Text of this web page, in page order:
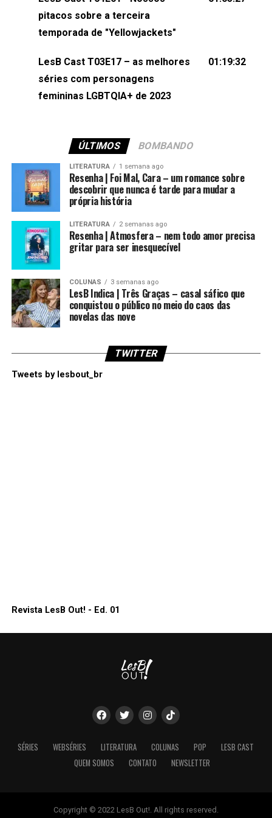
(⁠⁠⁠⁠@brunarfentanes⁠⁠⁠⁠) e Pollyelly FlorêncioEdição de
Naiady Machado
pitacos sobre a terceira
temporada de "Yellowjackets"
LesB Cast T03E17 – as melhores
séries com personagens
femininas LGBTQIA+ de 2023
01:19:32
ÚLTIMOS BOMBANDO
LITERATURA 1 semana ago
Resenha | Foi Mal, Cara – um romance sobre
descobrir que nunca é tarde para mudar a
própria história
LITERATURA 2 semanas ago
Resenha | Atmosfera – nem todo amor precisa
gritar para ser inesquecível
COLUNAS 3 semanas ago
LesB Indica | Três Graças – casal sáfico que
conquistou o público no meio do caos das
novelas das nove
TWITTER
Tweets by lesbout_br
Revista LesB Out! - Ed. 01
SÉRIES WEBSÉRIES LITERATURA COLUNAS POP
LESB CAST
QUEM SOMOS
CONTATO NEWSLETTER
Copyright © 2022 LesB Out!. All rights reserved.